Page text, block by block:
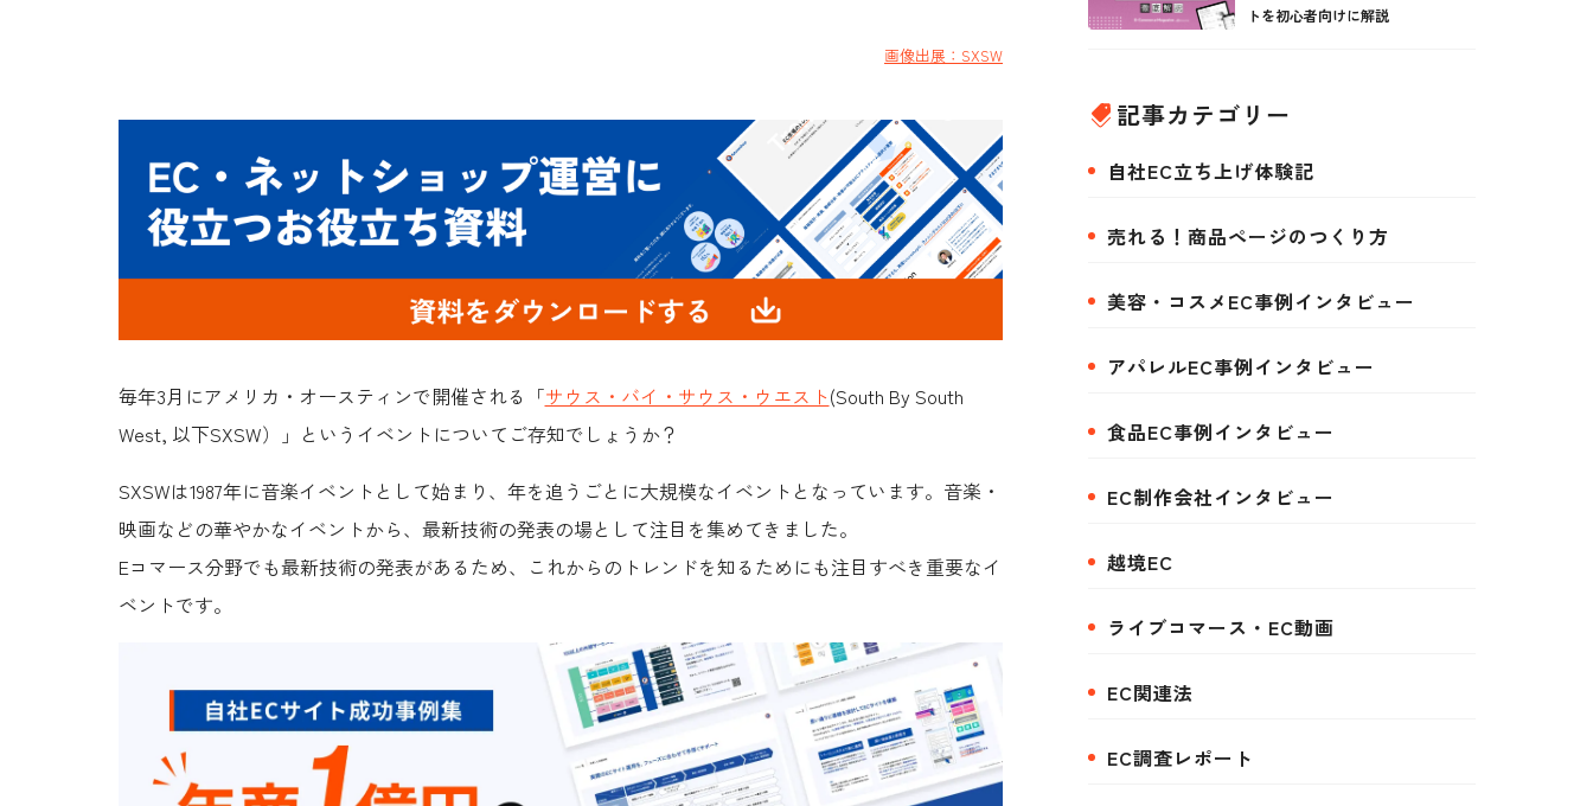
画像出展：SXSW
毎年3月にアメリカ・オースティンで開催される 「サウス・バイ・サウス・ウエスト(South By South
West, 以下SXSW）」 というイベントについてご存知でしょうか？
SXSWは1987年に音楽イベントとして始まり、年を追うごとに大規模なイベントとなっています。音楽・
映画などの華やかなイベントから、最新技術の発表の場として注目を集めてきました。
Eコマース分野でも最新技術の発表があるため、これからのトレンドを知るためにも注目すべき重要なイ
ベントです。
トを初心者向けに解説
記事カテゴリー
自社EC立ち上げ体験記
売れる！商品ページのつくり方
美容・コスメEC事例インタビュー
アパレルEC事例インタビュー
食品EC事例インタビュー
EC制作会社インタビュー
越境EC
ライブコマース・EC動画
EC関連法
EC調査レポート